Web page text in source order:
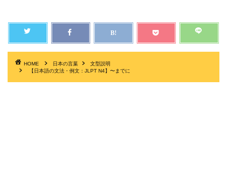
HOME 日本の言葉
文型説明
【日本語の文法・例文：JLPT N4】〜までに